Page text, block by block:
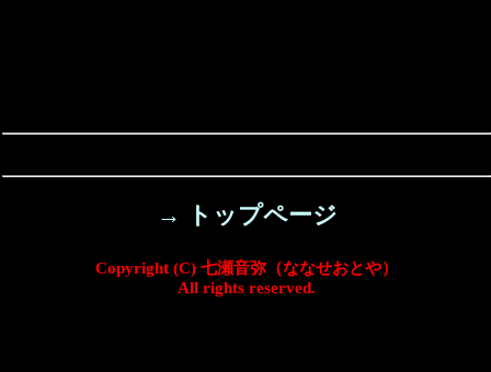
→ トップページ
Copyright (C) 七瀬音弥（ななせおとや）
All rights reserved.